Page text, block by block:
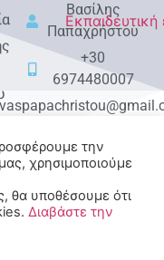
Βασίλης
Παπαχρήστου
+30
6974480007
την
χρησιμοποιούμε
θα υποθέσουμε ότι
Διαβάστε την